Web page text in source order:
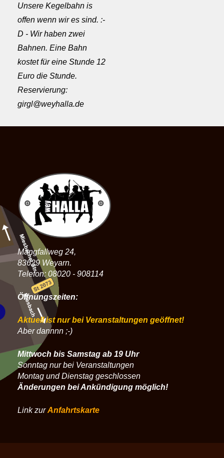
Unsere Kegelbahn is
offen wenn wir es sind. :-
D - Wir haben zwei
Bahnen. Eine Bahn
kostet für eine Stunde 12
Euro die Stunde.
Reservierung:
girgl@weyhalla.de
Mangfallweg 24,
83629 Weyarn.
Telefon: 08020 - 908114
Öffnungszeiten:
Aktuell ist nur bei Veranstaltungen geöffnet!
Aber dannnn ;-)
Mittwoch bis Samstag ab 19 Uhr
Sonntag nur bei Veranstaltungen
Montag und Dienstag geschlossen
Änderungen bei Ankündigung möglich!
Link zurAnfahrtskarte